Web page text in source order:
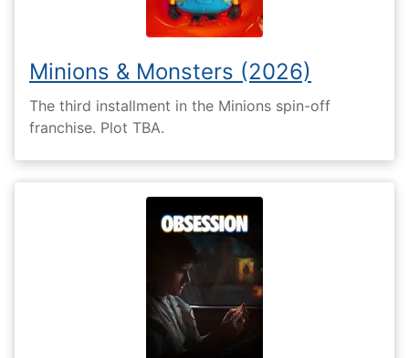
Minions & Monsters (2026)
The third installment in the Minions spin-off
franchise. Plot TBA.